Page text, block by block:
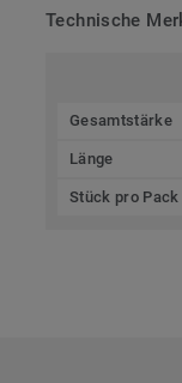
Technische
Gesamtstärke
Länge
Stück pro Pack